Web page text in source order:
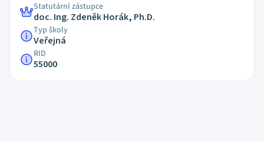
Statutární zástupce
doc. Ing. Zdeněk Horák, Ph.D.
Typ školy
Veřejná
RID
55000